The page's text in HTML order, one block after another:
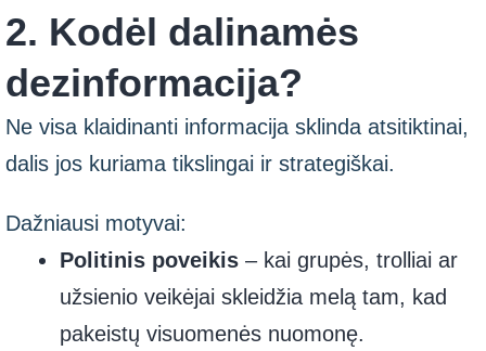
2. Kodėl dalinamės
dezinformacija?
Ne visa klaidinanti informacija sklinda atsitiktinai,
dalis jos kuriama tikslingai ir strategiškai.
Dažniausi motyvai:
Politinis poveikis – kai grupės, trolliai ar
užsienio veikėjai skleidžia melą tam, kad
pakeistų visuomenės nuomonę.